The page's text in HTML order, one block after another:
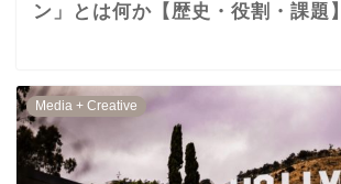
ン」とは何か【歴史・役割・課題】
Media + Creative